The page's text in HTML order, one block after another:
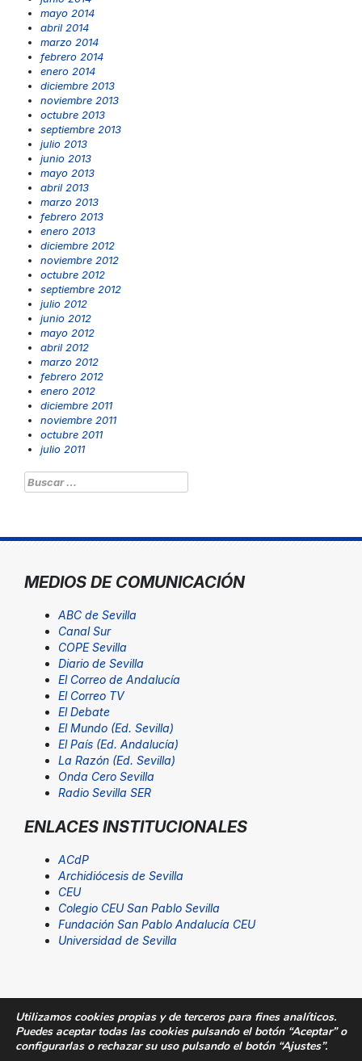
mayo 2014
abril 2014
marzo 2014
febrero 2014
enero 2014
diciembre 2013
noviembre 2013
octubre 2013
septiembre 2013
julio 2013
junio 2013
mayo 2013
abril 2013
marzo 2013
febrero 2013
enero 2013
diciembre 2012
noviembre 2012
octubre 2012
septiembre 2012
julio 2012
junio 2012
mayo 2012
abril 2012
marzo 2012
febrero 2012
enero 2012
diciembre 2011
noviembre 2011
octubre 2011
julio 2011
Buscar:
MEDIOS DE COMUNICACIÓN
ABC de Sevilla
Canal Sur
COPE Sevilla
Diario de Sevilla
El Correo de Andalucía
El Correo TV
El Debate
El Mundo (Ed. Sevilla)
El País (Ed. Andalucía)
La Razón (Ed. Sevilla)
Onda Cero Sevilla
Radio Sevilla SER
ENLACES INSTITUCIONALES
ACdP
Archidiócesis de Sevilla
CEU
Colegio CEU San Pablo Sevilla
Fundación San Pablo Andalucía CEU
Universidad de Sevilla
© Fundación San Pablo Andalucía CEU. Todos los
Utilizamos cookies propias y de terceros para fines analíticos.
Puedes aceptar todas las cookies pulsando el botón “Aceptar” o
configurarlas o rechazar su uso pulsando el botón “Ajustes”.